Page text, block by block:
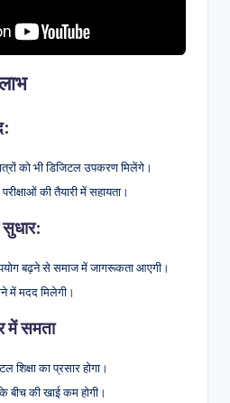
को भी डिजिटल उपकरण मिलेंगे।
की तैयारी में सहायता।
बढ़ने से समाज में जागरूकता आएगी।
में मदद मिलेगी।
में समता
शिक्षा का प्रसार होगा।
बीच की खाई कम होगी।